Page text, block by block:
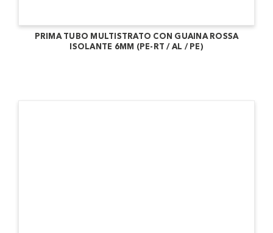
PRIMA TUBO MULTISTRATO CON GUAINA ROSSA
ISOLANTE 6MM (PE-RT / AL / PE)